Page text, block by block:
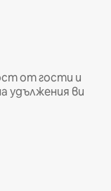
от гости и
удължения ви